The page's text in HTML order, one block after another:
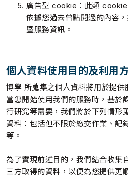
廣告型 cookie：此類
依據您過去曾點閱過的內容
暨服務資訊。
個人資料使用目的及利用
博學 所蒐集之個人資料將用於提供
當您開始使用我們的服務時，基於
行研究等需要，我們將於下列情形
資料：包括但不限於繳交作業、記
等。
為了實現前述目的，我們結合收集
三方取得的資料，以便為您提供更